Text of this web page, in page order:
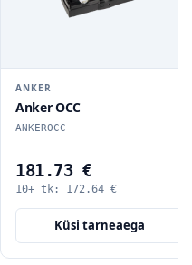
ANKER
Anker OCC
ANKEROCC
181.73 €
10+ tk: 172.64 €
Küsi tarneaega